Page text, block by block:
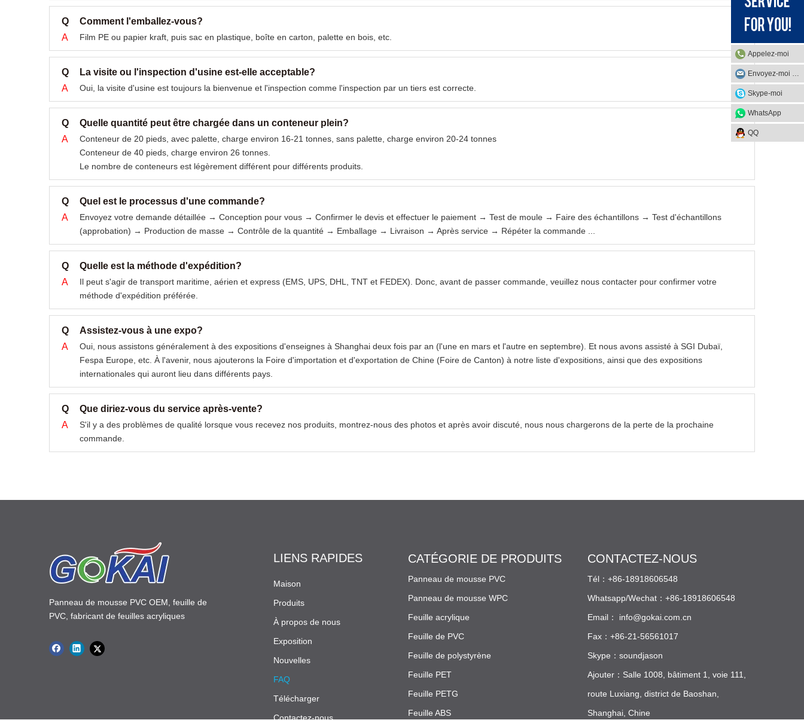
Q
Comment l'emballez-vous?
A
Film PE ou papier kraft, puis sac en plastique, boîte en carton, palette en bois, etc.
Q
La visite ou l'inspection d'usine est-elle acceptable?
A
Oui, la visite d'usine est toujours la bienvenue et l'inspection comme l'inspection par un tiers est correcte.
Q
Quelle quantité peut être chargée dans un conteneur plein?
A
Conteneur de 20 pieds, avec palette, charge environ 16-21 tonnes, sans palette, charge environ 20-24 tonnes
Conteneur de 40 pieds, charge environ 26 tonnes.
Le nombre de conteneurs est légèrement différent pour différents produits.
Q
Quel est le processus d'une commande?
A
Envoyez votre demande détaillée → Conception pour vous → Confirmer le devis et effectuer le paiement → Test de moule → Faire des échantillons → Test d'échantillons
(approbation) → Production de masse → Contrôle de la quantité → Emballage → Livraison → Après service → Répéter la commande ...
Q
Quelle est la méthode d'expédition?
A
Il peut s'agir de transport maritime, aérien et express (EMS, UPS, DHL, TNT et FEDEX). Donc, avant de passer commande, veuillez nous contacter pour confirmer votre
méthode d'expédition préférée.
Q
Assistez-vous à une expo?
A
Oui, nous assistons généralement à des expositions d'enseignes à Shanghai deux fois par an (l'une en mars et l'autre en septembre). Et nous avons assisté à SGI Dubaï,
Fespa Europe, etc. À l'avenir, nous ajouterons la Foire d'importation et d'exportation de Chine (Foire de Canton) à notre liste d'expositions, ainsi que des expositions
internationales qui auront lieu dans différents pays.
Q
Que diriez-vous du service après-vente?
A
S'il y a des problèmes de qualité lorsque vous recevez nos produits, montrez-nous des photos et après avoir discuté, nous nous chargerons de la perte de la prochaine
commande.
Appelez-moi
Skype-moi
WhatsApp
QQ
Panneau de mousse PVC OEM, feuille de
PVC, fabricant de feuilles acryliques
LIENS RAPIDES
Maison
Produits
À propos de nous
Exposition
Nouvelles
FAQ
Télécharger
Contactez-nous
CATÉGORIE DE PRODUITS
Panneau de mousse PVC
Panneau de mousse WPC
Feuille acrylique
Feuille de PVC
Feuille de polystyrène
Feuille PET
Feuille PETG
Feuille ABS
CONTACTEZ-NOUS
Tél：+86-18918606548
Whatsapp/Wechat：+86-18918606548
Email： info@gokai.com.cn
Fax：+86-21-56561017
Skype：soundjason
Ajouter：Salle 1008, bâtiment 1, voie 111,
route Luxiang, district de Baoshan,
Shanghai, Chine